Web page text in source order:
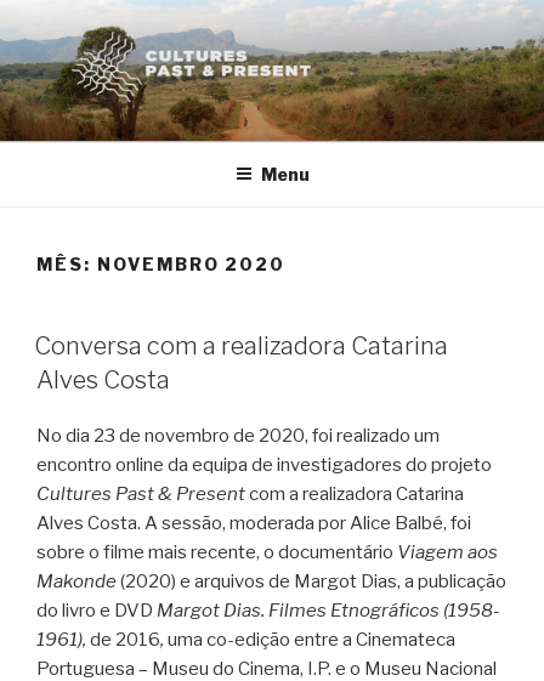
para
o
conteúdo
Menu
MÊS: NOVEMBRO 2020
PUBLICADO
EM
Conversa com a realizadora Catarina
Alves Costa
No dia 23 de novembro de 2020, foi realizado um
encontro online da equipa de investigadores do projeto
Cultures Past & Presentcom a realizadora Catarina
Alves Costa. A sessão, moderada por Alice Balbé, foi
sobre o filme mais recente, o documentário Viagem aos
Makonde (2020) e arquivos de Margot Dias, a publicação
do livro e DVD Margot Dias. Filmes Etnográficos (1958-
1961), de 2016, uma co-edição entre a Cinemateca
Portuguesa – Museu do Cinema, I.P. e o Museu Nacional